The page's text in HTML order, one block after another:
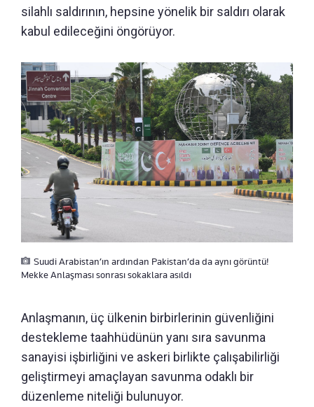
silahlı saldırının, hepsine yönelik bir saldırı olarak
kabul edileceğini öngörüyor.
Suudi Arabistan’ın ardından Pakistan’da da aynı görüntü!
Mekke Anlaşması sonrası sokaklara asıldı
Anlaşmanın, üç ülkenin birbirlerinin güvenliğini
destekleme taahhüdünün yanı sıra savunma
sanayisi işbirliğini ve askeri birlikte çalışabilirliği
geliştirmeyi amaçlayan savunma odaklı bir
düzenleme niteliği bulunuyor.